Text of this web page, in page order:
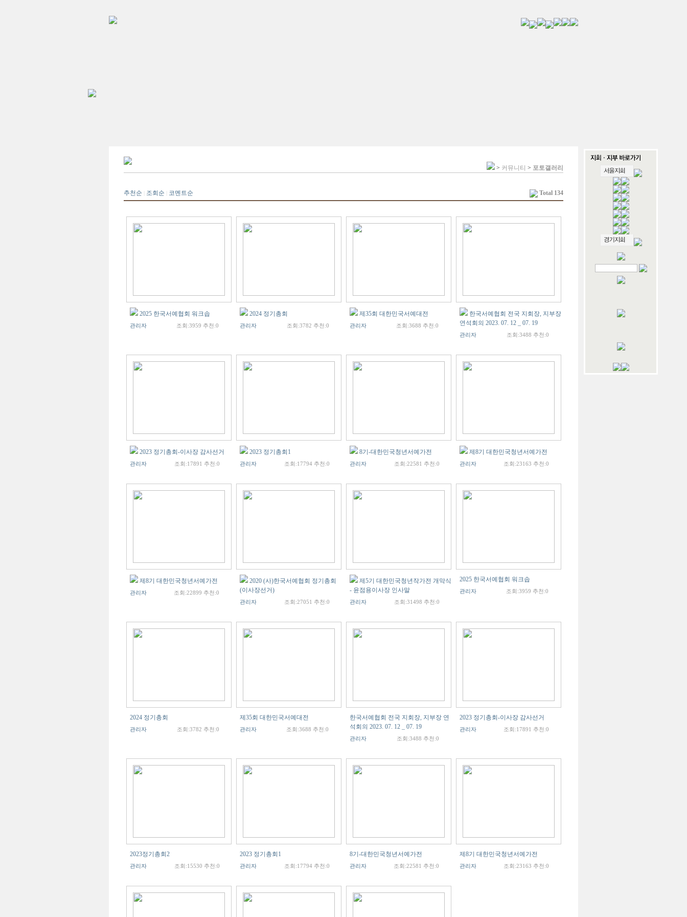
> 커뮤니티 > 포토갤러리
추천순 조회순 코멘트순 Total 134
2025 한국서예협회 워크솝
관리자 조회:3959 추천:0
2024 정기총회
관리자 조회:3782 추천:0
제35회 대한민국서예대전
관리자 조회:3688 추천:0
한국서예협회 전국 지회장, 지부장
연석회의 2023. 07. 12 _ 07. 19
관리자 조회:3488 추천:0
2023 정기총회-이사장 감사선거
관리자 조회:17891 추천:0
2023 정기총회1
관리자 조회:17794 추천:0
8기-대한민국청년서예가전
관리자 조회:22581 추천:0
제8기 대한민국청년서예가전
관리자 조회:23163 추천:0
제8기 대한민국청년서예가전
관리자 조회:22899 추천:0
2020 (사)한국서예협회 정기총회
(이사장선거)
관리자 조회:27051 추천:0
제5기 대한민국청년작가전 개막식
- 윤점용이사장 인사말
관리자 조회:31498 추천:0
2025 한국서예협회 워크솝
관리자 조회:3959 추천:0
2024 정기총회
관리자 조회:3782 추천:0
제35회 대한민국서예대전
관리자 조회:3688 추천:0
한국서예협회 전국 지회장, 지부장 연
석회의 2023. 07. 12 _ 07. 19
관리자 조회:3488 추천:0
2023 정기총회-이사장 감사선거
관리자 조회:17891 추천:0
2023정기총회2
관리자 조회:15530 추천:0
2023 정기총회1
관리자 조회:17794 추천:0
8기-대한민국청년서예가전
관리자 조회:22581 추천:0
제8기 대한민국청년서예가전
관리자 조회:23163 추천:0